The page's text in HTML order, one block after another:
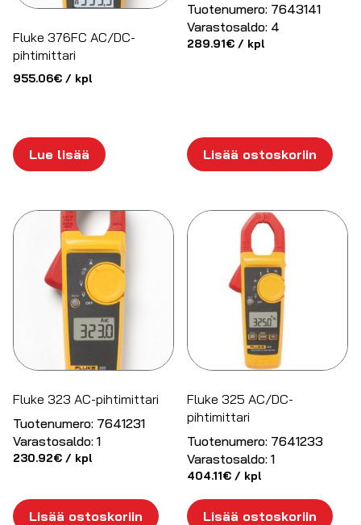
Fluke 376FC AC/DC-
pihtimittari
955.06€ / kpl
Lue lisää
Tuotenumero: 7643141
Varastosaldo: 4
289.91€ / kpl
Lisää ostoskoriin
Fluke 323 AC-pihtimittari
Tuotenumero: 7641231
Varastosaldo: 1
230.92€ / kpl
Lisää ostoskoriin
Fluke 325 AC/DC-
pihtimittari
Tuotenumero: 7641233
Varastosaldo: 1
404.11€ / kpl
Lisää ostoskoriin